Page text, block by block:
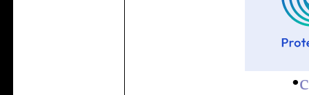
•